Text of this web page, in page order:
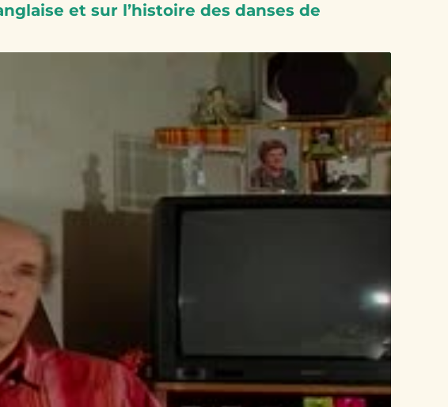
et sur l’histoire des danses de